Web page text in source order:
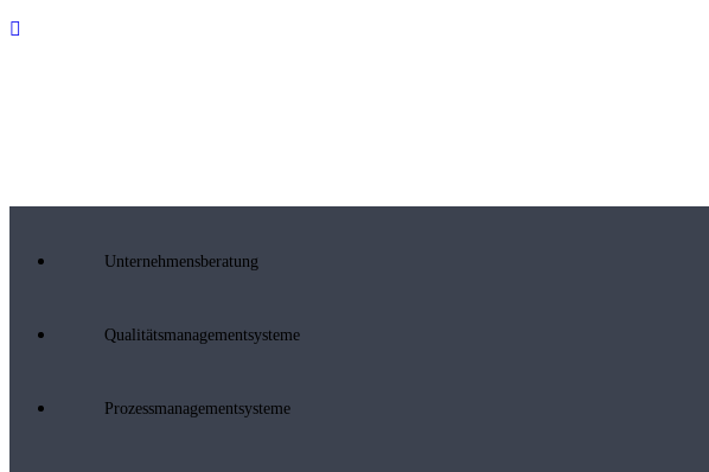
Unternehmensberatung
Qualitätsmanagementsysteme
Prozessmanagementsysteme